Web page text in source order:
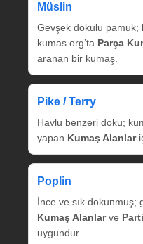
Müslin
Gevşek dokulu pamuk;
kumas.org’ta Parça
aranan bir kumaş.
Pike / Terry
Havlu benzeri doku;
yapan Kumaş Alanlar
Poplin
İnce ve sık dokunmuş;
Kumaş Alanlarve
uygundur.